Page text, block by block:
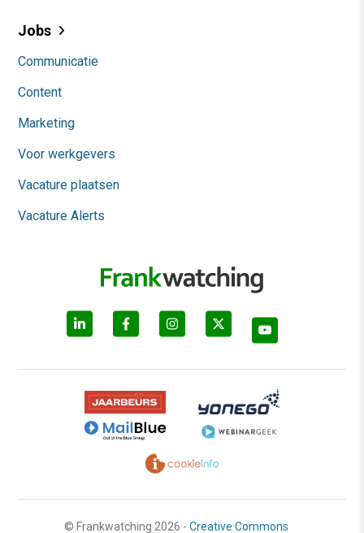
Jobs
Communicatie
Content
Marketing
Voor werkgevers
Vacature plaatsen
Vacature Alerts
© Frankwatching 2026 - Creative Commons